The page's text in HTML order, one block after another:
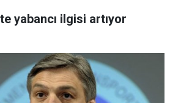
yabancı ilgisi artıyor